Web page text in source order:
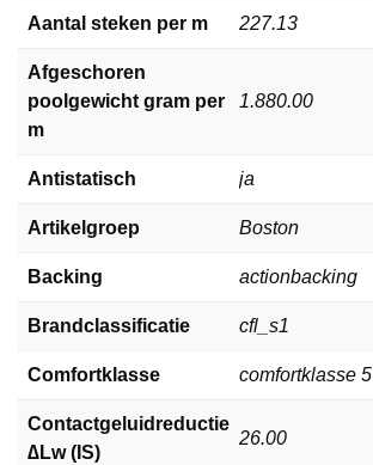
Aantal steken per m 227.13
Afgeschoren
poolgewicht gram per
m
1.880.00
Antistatisch ja
Artikelgroep Boston
Backing actionbacking
Brandclassificatie cfl_s1
Comfortklasse comfortklasse 5
Contactgeluidreductie
∆Lw (IS)
26.00